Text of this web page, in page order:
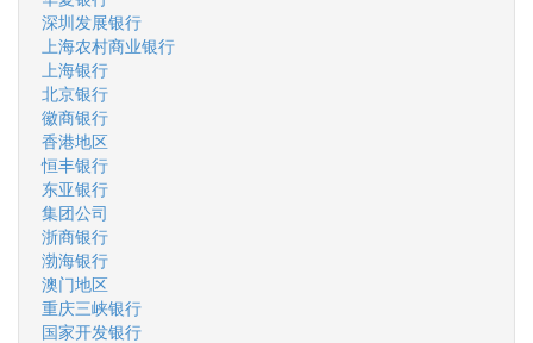
深圳发展银行
上海农村商业银行
上海银行
北京银行
徽商银行
香港地区
恒丰银行
东亚银行
集团公司
浙商银行
渤海银行
澳门地区
重庆三峡银行
国家开发银行